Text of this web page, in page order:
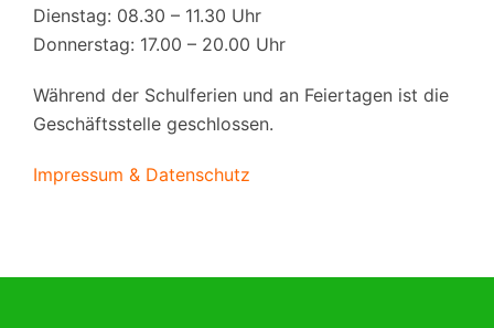
Dienstag: 08.30 – 11.30 Uhr
Donnerstag: 17.00 – 20.00 Uhr
Während der Schulferien und an Feiertagen ist die
Geschäftsstelle geschlossen.
Impressum & Datenschutz